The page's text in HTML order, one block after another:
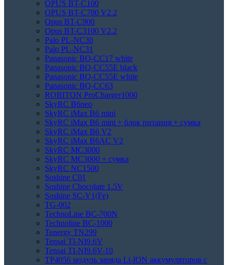
OPUS BT-C100
OPUS BT-C700 V2.2
Opus BT-C900
Opus BT-C3100 V2.2
Palo PL-NC30
Palo PL-NC31
Panasonic BQ-CC17 white
Panasonic BQ-CC55E black
Panasonic BQ-CC55E white
Panasonic BQ-CC63
ROBITON ProCharger1000
SkyRC B6neo
SkyRC iMax B6 mini
SkyRC iMax B6 mini + блок питания + сумка
SkyRC iMax B6 V2
SkyRC iMax B6AC V2
SkyRC MC3000
SkyRC MC3000 + сумка
SkyRC NC1500
Soshine C01
Soshine Chocolate 1.5V
Soshine SC-V1(Fe)
TG-002
TechnoLine BC-700N
Technoline BC-1000
Tenergy TN299
Tensai TI-NI9.6V
Tensai TI-NI9.6V-10
TP4056 модуль заряда Li-ION аккумуляторов с